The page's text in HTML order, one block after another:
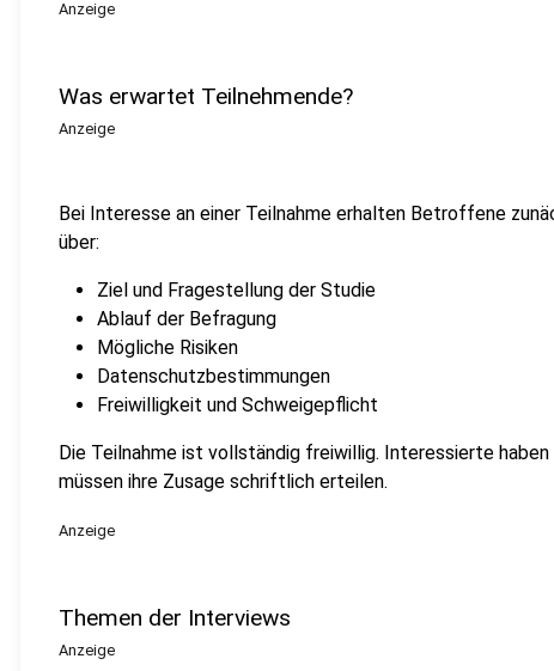
Anzeige
Was erwartet Teilnehmende?
Anzeige
Bei Interesse an einer Teilnahme erhalten Betroffene
über:
Ziel und Fragestellung der Studie
Ablauf der Befragung
Mögliche Risiken
Datenschutzbestimmungen
Freiwilligkeit und Schweigepflicht
Die Teilnahme ist vollständig freiwillig. Interessierte
müssen ihre Zusage schriftlich erteilen.
Anzeige
Themen der Interviews
Anzeige